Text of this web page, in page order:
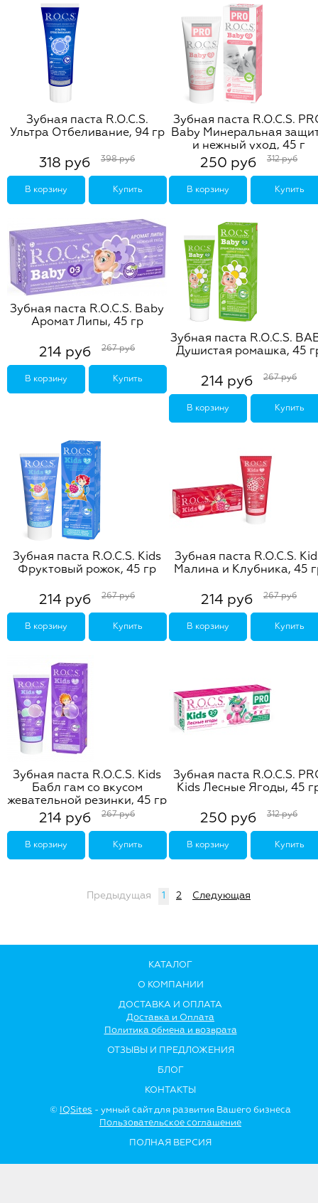
Зубная паста R.O.C.S.
Ультра Отбеливание, 94 гр
318 руб 398 руб
В корзину Купить
Зубная паста R.O.C.S.
Baby Минеральная
и нежный уход, 45 г
250 руб 312 руб
В корзину Купить
Зубная паста R.O.C.S. Baby
Аромат Липы, 45 гр
214 руб 267 руб
В корзину Купить
Зубная паста R.O.C.S.
Душистая ромашка, 45
214 руб 267 руб
В корзину Купить
Зубная паста R.O.C.S. Kids
Фруктовый рожок, 45 гр
214 руб 267 руб
В корзину Купить
Зубная паста R.O.C.S.
Малина и Клубника, 45
214 руб 267 руб
В корзину Купить
Зубная паста R.O.C.S. Kids
Бабл гам со вкусом
жевательной резинки, 45 гр
214 руб 267 руб
В корзину Купить
Зубная паста R.O.C.S.
Kids Лесные Ягоды, 45
250 руб 312 руб
В корзину Купить
Предыдущая 1 2 Следующая
КАТАЛОГ
О КОМПАНИИ
ДОСТАВКА И ОПЛАТА
Доставка и Оплата
Политика обмена и возврата
ОТЗЫВЫ И ПРЕДЛОЖЕНИЯ
БЛОГ
КОНТАКТЫ
© IQSites - умный сайт для развития Вашего бизнеса
Пользовательское соглашение
ПОЛНАЯ ВЕРСИЯ